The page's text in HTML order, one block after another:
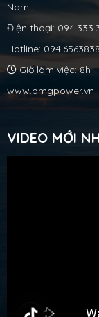
Nam
Điện thoại:
Hotline:
Giờ làm việc: 8h -
www.bmgpower.vn
VIDEO MỚI